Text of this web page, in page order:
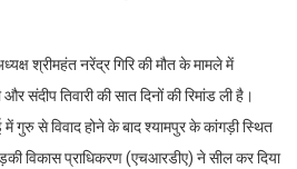
श्रीमहंत नरेंद्र गिरि की मौत के मामले में
संदीप तिवारी की सात दिनों की रिमांड ली है।
गुरु से विवाद होने के बाद श्यामपुर के कांगड़ी स्थित
विकास प्राधिकरण (एचआरडीए) ने सील कर दिया